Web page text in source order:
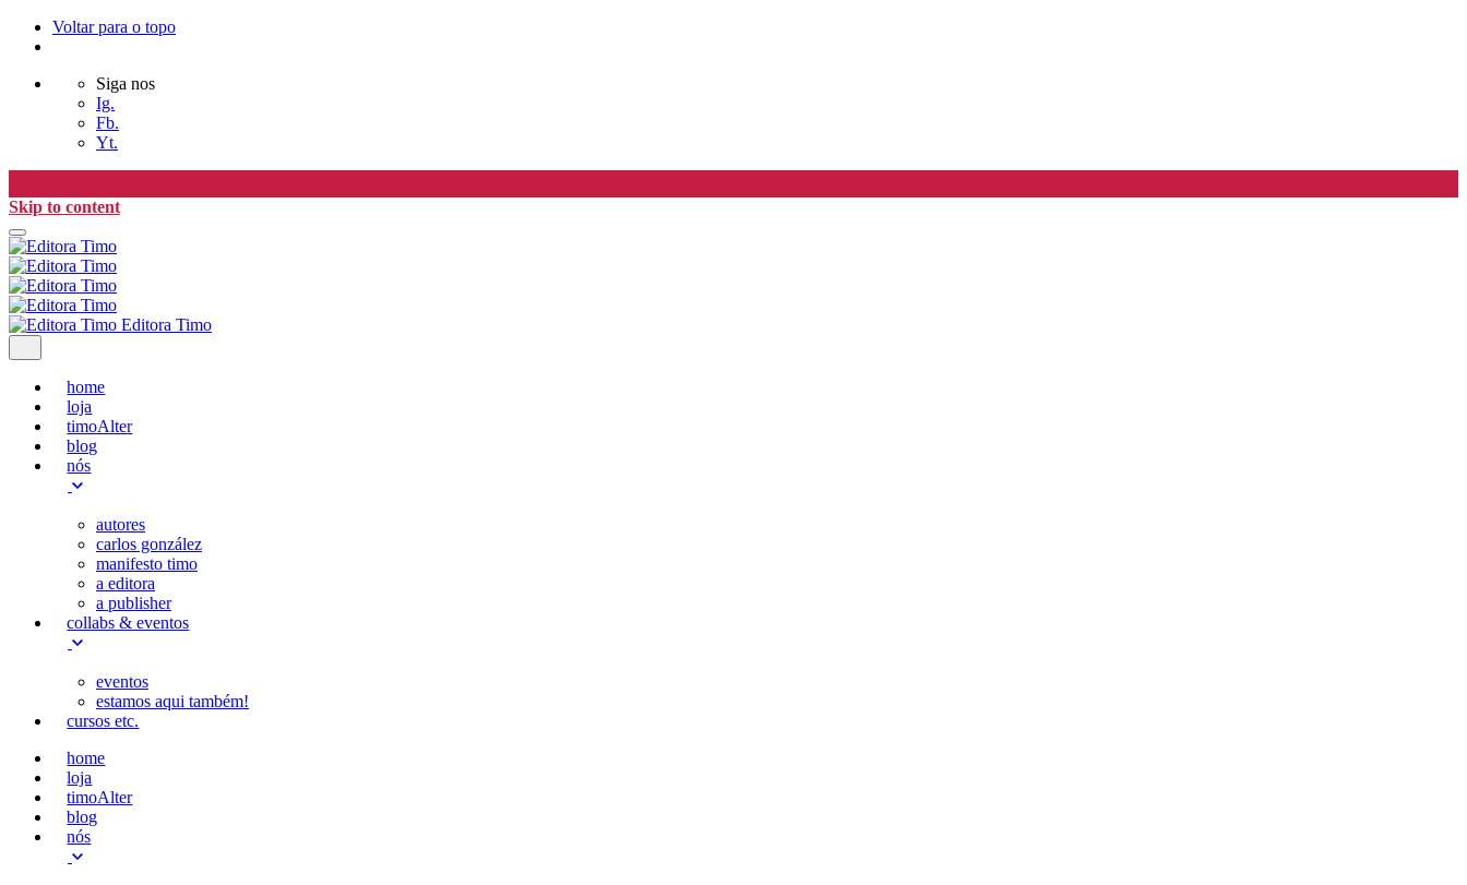
Voltar para o topo
Siga nos
Ig.
Fb.
Yt.
Skip to content
Editora Timo
home
loja
timoAlter
blog
nós
autores
carlos gonzález
manifesto timo
a editora
a publisher
collabs & eventos
eventos
estamos aqui também!
cursos etc.
home
loja
timoAlter
blog
nós